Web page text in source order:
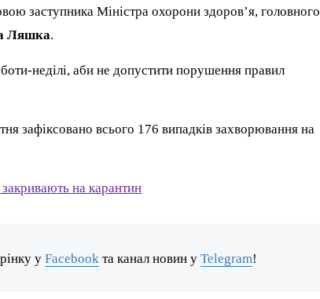
заступника Міністра охорони здоров’я, головного
Ляшка.
неділі, аби не допустити порушення правил
зафіксовано всього 176 випадків захворювання на
на карантин
уFacebook та канал новин уTelegram!